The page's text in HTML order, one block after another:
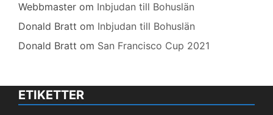
Webbmaster om Inbjudan till Bohuslän
Donald Bratt om Inbjudan till Bohuslän
Donald Bratt om San Francisco Cup 2021
ETIKETTER